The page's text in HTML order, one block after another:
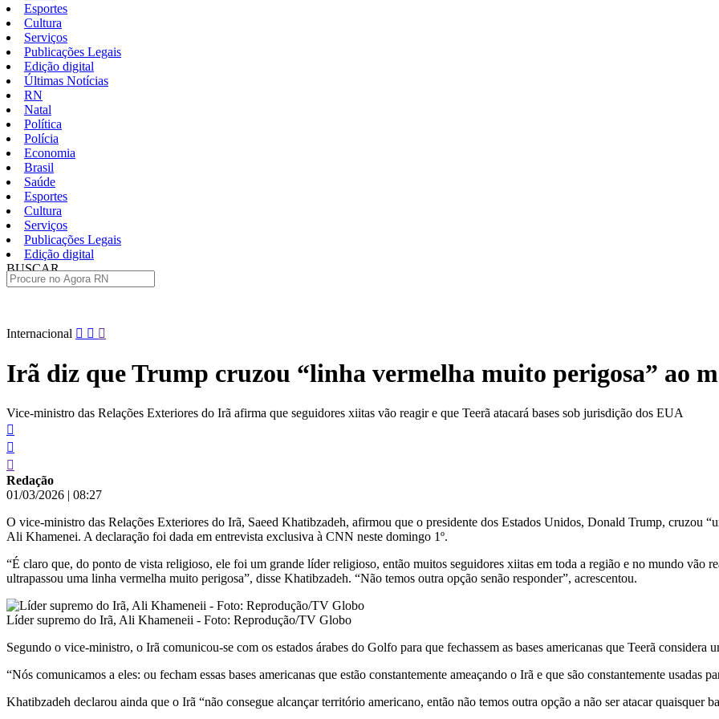
Esportes
Cultura
Serviços
Publicações Legais
Edição digital
Últimas Notícias
RN
Natal
Política
Polícia
Economia
Brasil
Saúde
Esportes
Cultura
Serviços
Publicações Legais
Edição digital
BUSCAR
Pular
conteúdo
Internacional
Irã diz que Trump cruzou “linha vermelha muito perigosa” ao
Vice-ministro das Relações Exteriores do Irã afirma que seguidores xiitas vão reagir e que Teerã atacará bases sob jurisdição dos EUA
Redação
01/03/2026 | 08:27
O vice-ministro das Relações Exteriores do Irã, Saeed Khatibzadeh, afirmou que o presidente dos Estados Unidos, Donald Trump, cruzou
Ali Khamenei. A declaração foi dada em entrevista exclusiva à CNN neste domingo 1º.
“É claro que, do ponto de vista religioso, ele foi um grande líder religioso, então muitos seguidores xiitas em toda a região e no mundo vão
ultrapassou uma linha vermelha muito perigosa”, disse Khatibzadeh. “Não temos outra opção senão responder”, acrescentou.
Líder supremo do Irã, Ali Khameneii - Foto: Reprodução/TV Globo
Segundo o vice-ministro, o Irã comunicou-se com os estados árabes do Golfo para que fechassem as bases americanas que Teerã considera
“Nós comunicamos a eles: ou fecham essas bases americanas que estão constantemente ameaçando o Irã e que são constantemente usadas
Khatibzadeh declarou ainda que o Irã “não consegue alcançar território americano, então não temos outra opção a não ser atacar quaisquer